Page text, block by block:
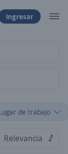
Ingresar
de trabajo
Relevancia